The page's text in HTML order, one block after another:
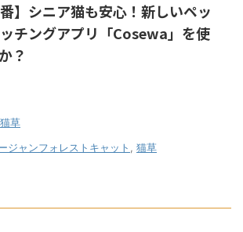
番】シニア猫も安心！新しいペッ
チングアプリ「Cosewa」を使
？
草
ジャンフォレストキャット , 猫草